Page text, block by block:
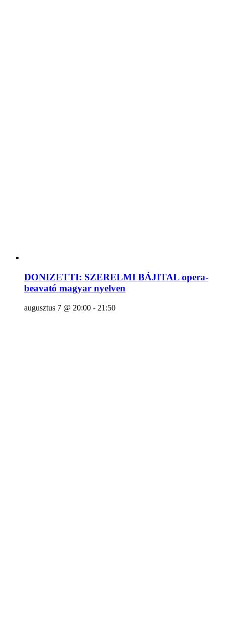
DONIZETTI: SZERELMI BÁJITAL opera-
beavató magyar nyelven
augusztus 7 @ 20:00 - 21:50